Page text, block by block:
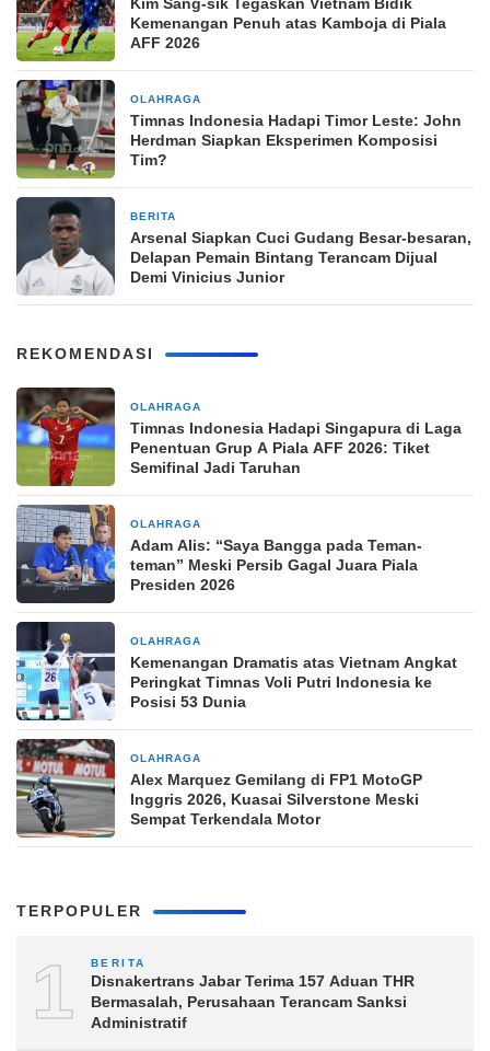
Kemenangan Penuh atas Kamboja di Piala
AFF 2026
OLAHRAGA
Timnas Indonesia Hadapi Timor Leste: John
Herdman Siapkan Eksperimen Komposisi
Tim?
BERITA
Arsenal Siapkan Cuci Gudang Besar-besaran,
Delapan Pemain Bintang Terancam Dijual
Demi Vinicius Junior
REKOMENDASI
OLAHRAGA
Timnas Indonesia Hadapi Singapura di Laga
Penentuan Grup A Piala AFF 2026: Tiket
Semifinal Jadi Taruhan
OLAHRAGA
Adam Alis: “Saya Bangga pada Teman-
teman” Meski Persib Gagal Juara Piala
Presiden 2026
OLAHRAGA
Kemenangan Dramatis atas Vietnam Angkat
Peringkat Timnas Voli Putri Indonesia ke
Posisi 53 Dunia
OLAHRAGA
Alex Marquez Gemilang di FP1 MotoGP
Inggris 2026, Kuasai Silverstone Meski
Sempat Terkendala Motor
TERPOPULER
1 BERITA
Disnakertrans Jabar Terima 157 Aduan THR
Bermasalah, Perusahaan Terancam Sanksi
Administratif